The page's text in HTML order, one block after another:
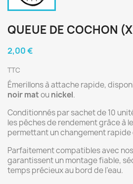
QUEUE DE COCHON
2,00 €
TTC
Émerillons à attache rapide,
noir matounickel.
Conditionnés par sachet de 10
les pêches de rendement grâce à
permettant un changement rapide
Parfaitement compatibles avec
garantissent un montage fiable,
temps précieux au bord de l’eau.